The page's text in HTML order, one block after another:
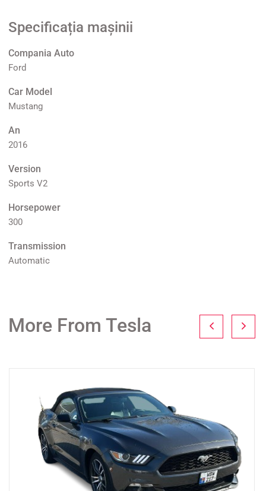
Specificația mașinii
Compania Auto
Ford
Car Model
Mustang
An
2016
Version
Sports V2
Horsepower
300
Transmission
Automatic
More From Tesla